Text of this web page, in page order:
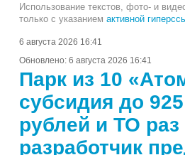
Использование текстов, фото- и
только с указанием активной
6 августа 2026 16:41
Обновлено: 6 августа 2026 16:41
Парк из 10
субсидия до
рублей и ТО
разработчик